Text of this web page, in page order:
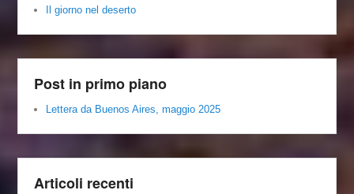
Il giorno nel deserto
Post in primo piano
Lettera da Buenos Aires, maggio 2025
Articoli recenti